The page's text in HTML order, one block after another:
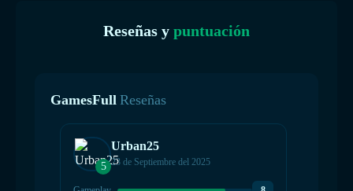
Reseñas y puntuación
GamesFull Reseñas
5
Urban25
23 de Septiembre del 2025